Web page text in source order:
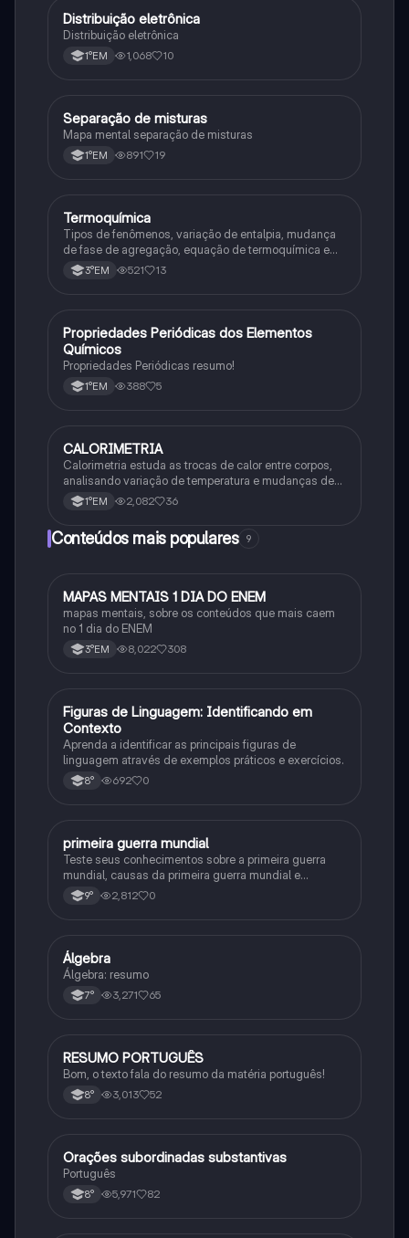
Química
Distribuição eletrônica
Distribuição eletrônica
1°EM 1,068 10
Química
Separação de misturas
Mapa mental separação de misturas
1°EM 891 19
Química
Termoquímica
Tipos de fenômenos, variação de entalpia, mudança
de fase de agregação, equação de termoquímica e
entalpia de formação
3°EM 521 13
Química
Propriedades Periódicas dos Elementos
Químicos
Propriedades Periódicas resumo!
1°EM 388 5
Química
CALORIMETRIA
Calorimetria estuda as trocas de calor entre corpos,
analisando variação de temperatura e mudanças de
estado físico. Usa conceitos como calor sensível,
latente e capacidade térmica.
1°EM 2,082 36
Conteúdos mais populares 9
Português
MAPAS MENTAIS 1 DIA DO ENEM
mapas mentais, sobre os conteúdos que mais caem
no 1 dia do ENEM
3°EM 8,022 308
FPortuguês
Figuras de Linguagem: Identificando em
Contexto
Aprenda a identificar as principais figuras de
linguagem através de exemplos práticos e exercícios.
8° 692 0
História
primeira guerra mundial
Teste seus conhecimentos sobre a primeira guerra
mundial, causas da primeira guerra mundial e
consequências da Primeira Guerra Mundial, fases da
primeira guerra mundial
9° 2,812 0
Matematica
Álgebra
Álgebra: resumo
7° 3,271 65
Português
RESUMO PORTUGUÊS
Bom, o texto fala do resumo da matéria português!
8° 3,013 52
Português
Orações subordinadas substantivas
Português
8° 5,971 82